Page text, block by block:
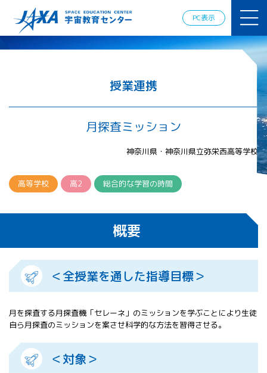
PC表示
ミー
ロスペース
情報の発
信
宇宙を活用
した教育実
践例
体験的学
習機会の
提供（国
際）
APRSAF（ア
ジア太平洋
地域宇宙機
関会議）宇
宙教育 for
All 分科会
APRSAF宇宙
分科会 年次
会合
APRSAFポス
授業連携
月探査ミッション
神奈川県・神奈川県立弥栄西高等学校
高等学校 高2 総合的な学習の時間
概要
＜全授業を通した指導目標＞
月を探査する月探査機「セレーネ」のミッションを学ぶことにより生徒
自ら月探査のミッションを案させ科学的な方法を習得させる。
＜対象＞